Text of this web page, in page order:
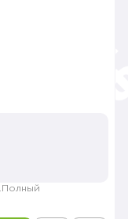
Полный